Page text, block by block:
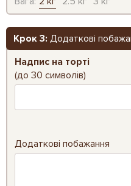
Крок 3: Додаткові
Надпис на торті
(до 30 символів)
Додаткові побажання